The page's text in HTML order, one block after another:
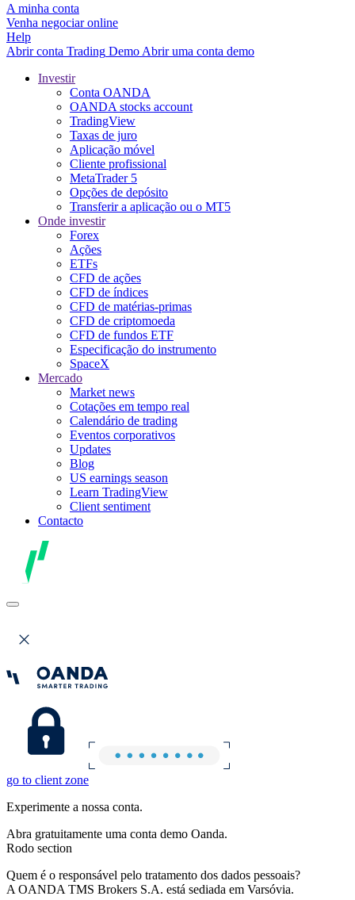
A minha conta
Venha negociar online
Help
Abrir conta Trading Demo Abrir uma conta demo
Investir
Conta OANDA
OANDA stocks account
TradingView
Taxas de juro
Aplicação móvel
Cliente profissional
MetaTrader 5
Opções de depósito
Transferir a aplicação ou o MT5
Onde investir
Forex
Ações
ETFs
CFD de ações
CFD de índices
CFD de matérias-primas
CFD de criptomoeda
CFD de fundos ETF
Especificação do instrumento
SpaceX
Mercado
Market news
Cotações em tempo real
Calendário de trading
Eventos corporativos
Updates
Blog
US earnings season
Learn TradingView
Client sentiment
Contacto
go to client zone
Experimente a nossa conta.
Abra gratuitamente uma conta demo Oanda.
Rodo section
Quem é o responsável pelo tratamento dos dados pessoais?
A OANDA TMS Brokers S.A. está sediada em Varsóvia.